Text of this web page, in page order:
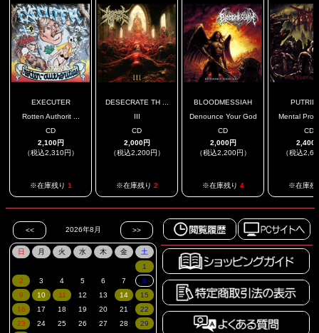
EXECUTER
Rotten Authorit ...
CD
2,100円
（税込2,310円）
※在庫残り 1
DESECRATE TH ...
III
CD
2,000円
（税込2,200円）
※在庫残り 2
BLOODMESSIAH
Denounce Your God
CD
2,000円
（税込2,200円）
※在庫残り 4
Mental
CD
2,400
（税込
※在庫残